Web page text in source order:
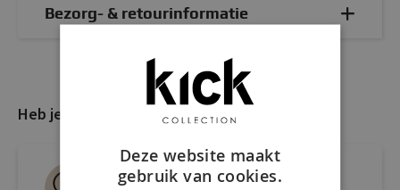
Bezorg- & retourinformatie
Heb je nog vragen?
Live chat
Deze website maakt
gebruik van cookies.